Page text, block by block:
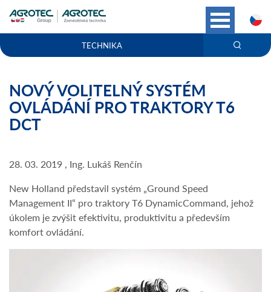
TECHNIKA
NOVÝ VOLITELNÝ SYSTÉM
OVLÁDÁNÍ PRO TRAKTORY T6
DCT
28. 03. 2019 , Ing. Lukáš Renčín
New Holland představil systém „Ground Speed
Management II“ pro traktory T6 DynamicCommand, jehož
úkolem je zvýšit efektivitu, produktivitu a především
komfort ovládání.